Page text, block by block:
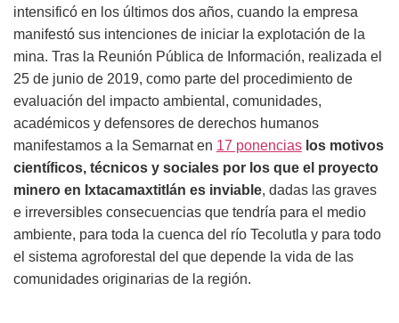
intensificó en los últimos dos años, cuando la empresa
manifestó sus intenciones de iniciar la explotación de la
mina. Tras la Reunión Pública de Información, realizada el
25 de junio de 2019, como parte del procedimiento de
evaluación del impacto ambiental, comunidades,
académicos y defensores de derechos humanos
manifestamos a la Semarnat en 17 ponencias los motivos
científicos, técnicos y sociales por los que el proyecto
minero en Ixtacamaxtitlán es inviable, dadas las graves
e irreversibles consecuencias que tendría para el medio
ambiente, para toda la cuenca del río Tecolutla y para todo
el sistema agroforestal del que depende la vida de las
comunidades originarias de la región.